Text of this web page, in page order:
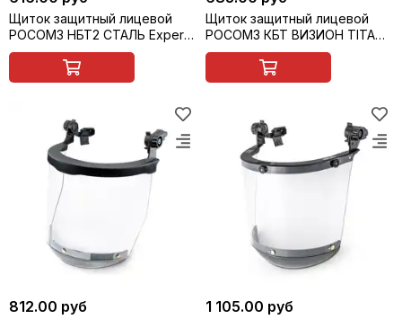
Щиток защитный лицевой
РОСОМЗ НБТ2 СТАЛЬ Expert
арт.423426
Щиток защитный лицевой
РОСОМЗ КБТ ВИЗИОН TITAN
с креплением на каску, арт.
812.00 руб 1 105.00 руб